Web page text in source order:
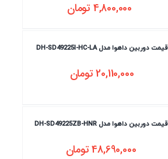
4,800,000تومان
قیمت دوربین داهوا مدل DH-SD49225I-HC-LA
20,110,000تومان
قیمت دوربین داهوا مدل DH-SD49225ZB-HNR
48,690,000تومان